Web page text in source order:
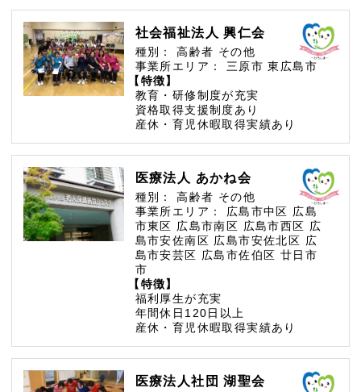
社会福祉法人 興仁会
種別： 高齢者 その他
事業所エリア：
三原市東広島市
【特徴】
教育・研修制度が充実
資格取得支援制度あり
産休・育児休暇取得実績あり
医療法人 あかね会
種別： 高齢者 その他
事業所エリア：
広島市中区 広島
市東区 広島市南区 広島市西区 広
島市安佐南区 広島市安佐北区 広
島市安芸区 広島市佐伯区 廿日市
市
【特徴】
福利厚生が充実
年間休日120日以上
産休・育児休暇取得実績あり
医療法人社団 湖聖会